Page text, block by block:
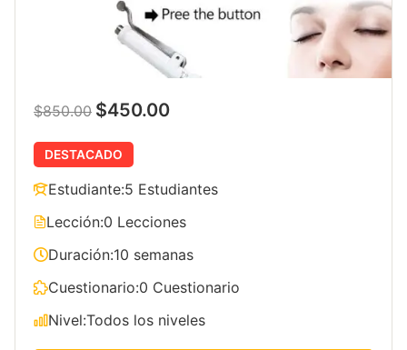
$850.00 $450.00
DESTACADO
Estudiante:5 Estudiantes
Lección:0 Lecciones
Duración:10 semanas
Cuestionario:0 Cuestionario
Nivel:Todos los niveles